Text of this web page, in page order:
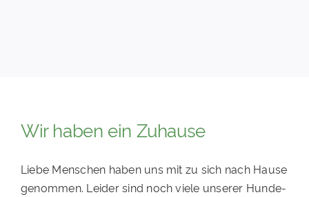
Wir haben ein Zuhause
Liebe Menschen haben uns mit zu sich nach Hause
genommen. Leider sind noch viele unserer Hunde-